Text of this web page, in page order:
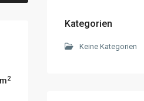
2
Kategorien
Keine Kategorien